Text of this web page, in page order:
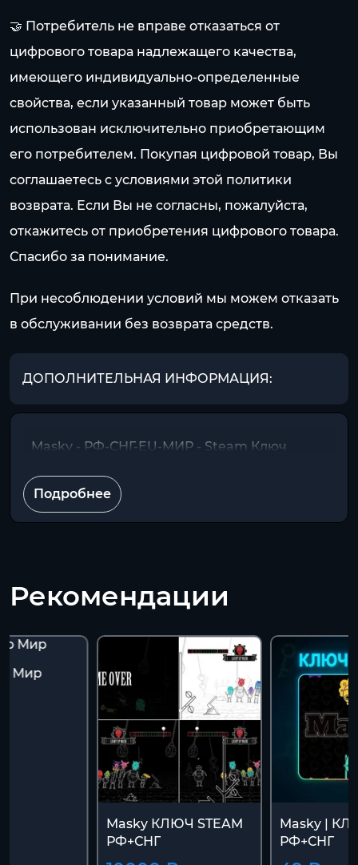
🤝 Потребитель не вправе отказаться от
цифрового товара надлежащего качества,
имеющего индивидуально-определенные
свойства, если указанный товар может быть
использован исключительно приобретающим
его потребителем. Покупая цифровой товар, Вы
соглашаетесь с условиями этой политики
возврата. Если Вы не согласны, пожалуйста,
откажитесь от приобретения цифрового товара.
Спасибо за понимание.
При несоблюдении условий мы можем отказать
в обслуживании без возврата средств.
ДОПОЛНИТЕЛЬНАЯ ИНФОРМАЦИЯ:
Masky - РФ-СНГ-EU-МИР - Steam Ключ
Подробнее
Рекомендации
Мир
Masky КЛЮЧ STEAM
РФ+СНГ
Masky |
РФ+СНГ